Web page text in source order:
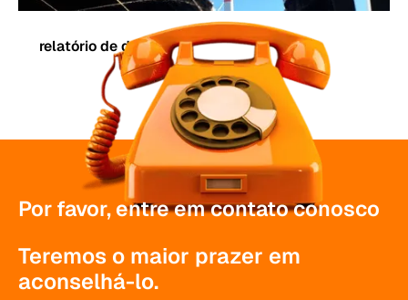
relatório de danos
Por favor, entre em contato conosco
Teremos o maior prazer em
aconselhá-lo.